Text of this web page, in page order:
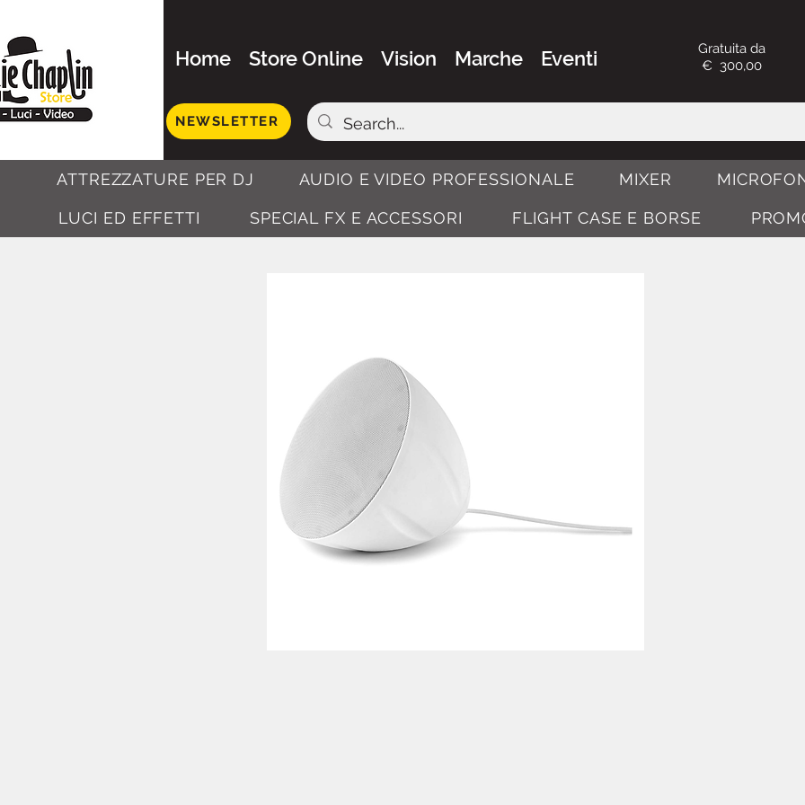
Home Store Online Vision Marche Eventi
Gratuita da
€ 300,00
NEWSLETTER
ATTREZZATURE PER DJ AUDIO E VIDEO PROFESSIONALE MIXER
LUCI ED EFFETTI SPECIAL FX E ACCESSORI FLIGHT CASE E BORSE